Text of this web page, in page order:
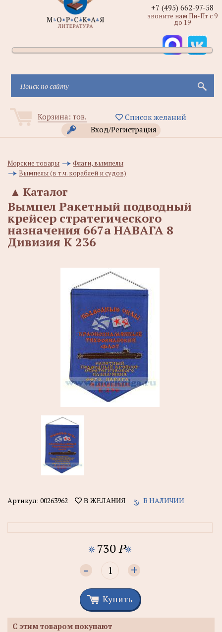
Корзина: тов.
Список желаний
Вход/Регистрация
+7 (495) 662-97-58
звоните нам Пн-Пт с 9
до 19
Морские товары
Флаги, вымпелы
Вымпелы (в т.ч. кораблей и судов)
Каталог
▲
Вымпел Ракетный подводный
крейсер стратегического
назначения 667а НАВАГА 8
Дивизия К 236
Артикул: 00263962 В ЖЕЛАНИЯ В НАЛИЧИИ
730P
- +
Купить
С этим товаром покупают